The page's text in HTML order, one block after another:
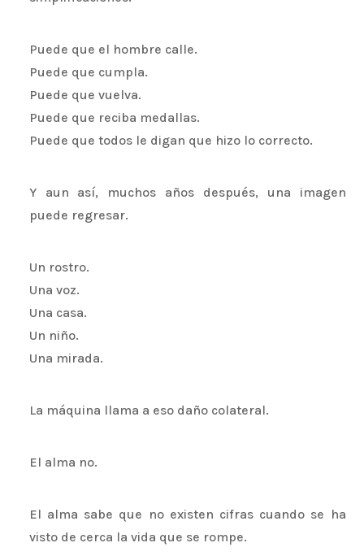
Puede que el hombre calle.
Puede que cumpla.
Puede que vuelva.
Puede que reciba medallas.
Puede que todos le digan que hizo lo correcto.
Y aun así, muchos años después, una imagen
puede regresar.
Un rostro.
Una voz.
Una casa.
Un niño.
Una mirada.
La máquina llama a eso daño colateral.
El alma no.
El alma sabe que no existen cifras cuando se ha
visto de cerca la vida que se rompe.